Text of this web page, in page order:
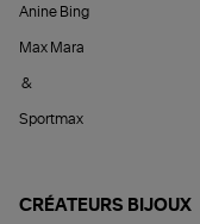
Anine Bing
Max Mara
&
Sportmax
CRÉATEURS BIJOUX